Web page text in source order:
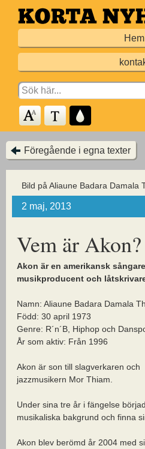
Hoppa
till
Hem
Search
for:
Föregående i egna texter
Bild på Aliaune Badara Damala
2 maj, 2013
Vem är Akon?
Akon är en amerikansk
musikproducent och
Namn: Aliaune Badara Damala
Född: 30 april 1973
Genre: R´n´B, Hiphop och
År som aktiv: Från 1996
Akon är son till slagverkaren och
jazzmusikern Mor Thiam.
Under sina tre år i fängelse
musikaliska bakgrund och finna
Akon blev berömd år 2004 med